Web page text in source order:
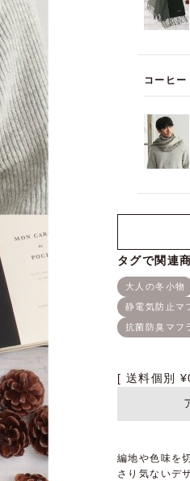
コーヒー
送料個別 ¥
編地や色味を
さり気ないデ